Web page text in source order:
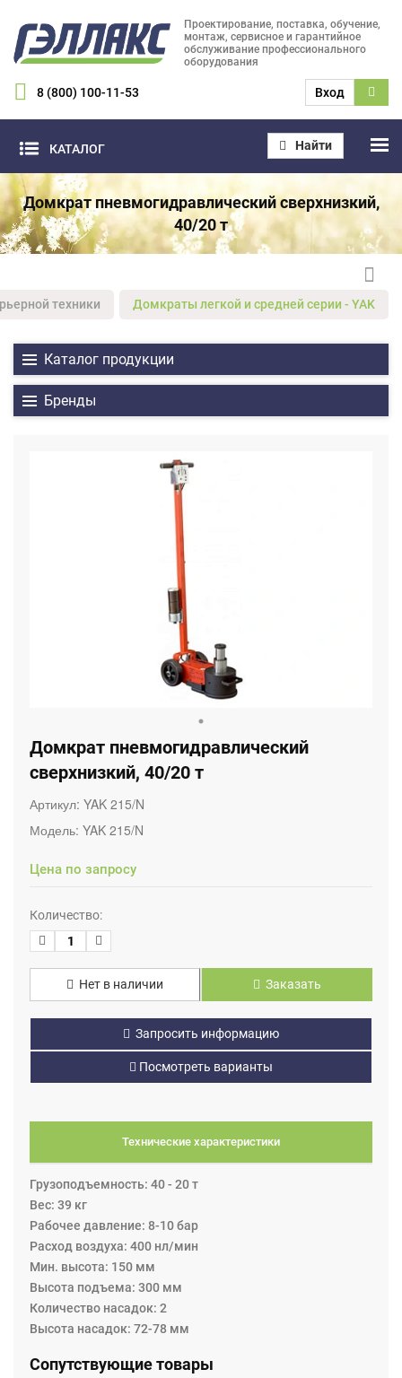
Проектирование, поставка, обучение,
монтаж, сервисное и гарантийное
обслуживание профессионального
оборудования
8 (800) 100-11-53 Вход
КАТАЛОГ Найти
Домкрат пневмогидравлический сверхнизкий,
40/20 т
техники Домкраты легкой и средней серии - YAK
Каталог продукции
Бренды
Домкрат пневмогидравлический
сверхнизкий, 40/20 т
Артикул: YAK 215/N
Модель: YAK 215/N
Цена по запросу
Количество:
Нет в наличии Заказать
Запросить информацию
Посмотреть варианты
Технические характеристики
Грузоподъемность: 40 - 20 т
Вес: 39 кг
Рабочее давление: 8-10 бар
Расход воздуха: 400 нл/мин
Мин. высота: 150 мм
Высота подъема: 300 мм
Количество насадок: 2
Высота насадок: 72-78 мм
Сопутствующие товары